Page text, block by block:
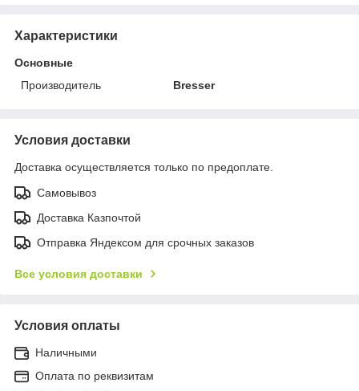
Характеристики
Основные
Производитель
Bresser
Условия доставки
Доставка осуществляется только по предоплате.
Самовывоз
Доставка Казпочтой
Отправка Яндексом для срочных заказов
Все условия доставки
Условия оплаты
Наличными
Оплата по реквизитам